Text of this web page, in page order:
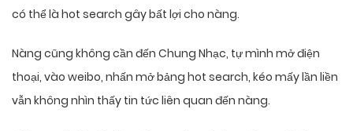
có thể là hot search gây bất lợi cho nàng.
Nàng cũng không cần đến Chung Nhạc, tự mình mở điện
thoại, vào weibo, nhấn mở bảng hot search, kéo mấy lần liền
vẫn không nhìn thấy tin tức liên quan đến nàng.